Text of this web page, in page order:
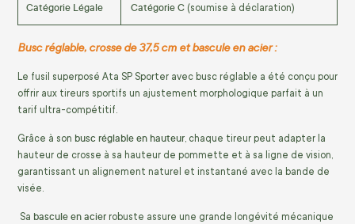
Catégorie Légale Catégorie C (soumise à déclaration)
Busc réglable, crosse de 37,5 cm et bascule en acier :
Le fusil superposé Ata SP Sporter avec busc réglable a été conçu pour
offrir aux tireurs sportifs un ajustement morphologique parfait à un
tarif ultra-compétitif.
Grâce à son busc réglable en hauteur, chaque tireur peut adapter la
hauteur de crosse à sa hauteur de pommette et à sa ligne de vision,
garantissant un alignement naturel et instantané avec la bande de
visée.
Sa bascule en acier robuste assure une grande longévité mécanique